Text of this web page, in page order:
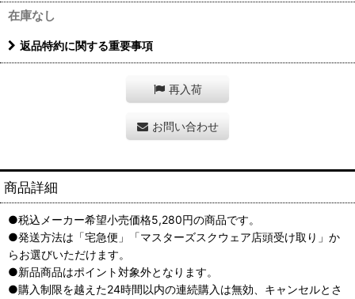
在庫なし
返品特約に関する重要事項
再入荷
お問い合わせ
商品詳細
●税込メーカー希望小売価格5,280円の商品です。
●発送方法は「宅急便」「マスターズスクウェア店頭受け取り」か
らお選びいただけます。
●新品商品はポイント対象外となります。
●購入制限を越えた24時間以内の連続購入は無効、キャンセルとさ